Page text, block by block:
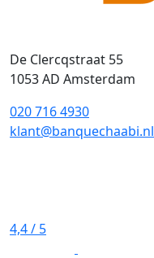
De Clercqstraat 55
1053 AD Amsterdam
020 716 4930
klant@banquechaabi.nl
4,4/ 5